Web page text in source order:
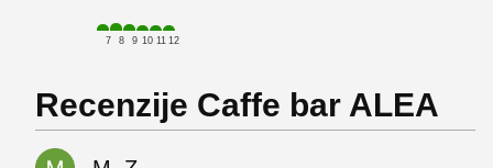
7 8 9 10 11 12
Recenzije Caffe bar ALEA